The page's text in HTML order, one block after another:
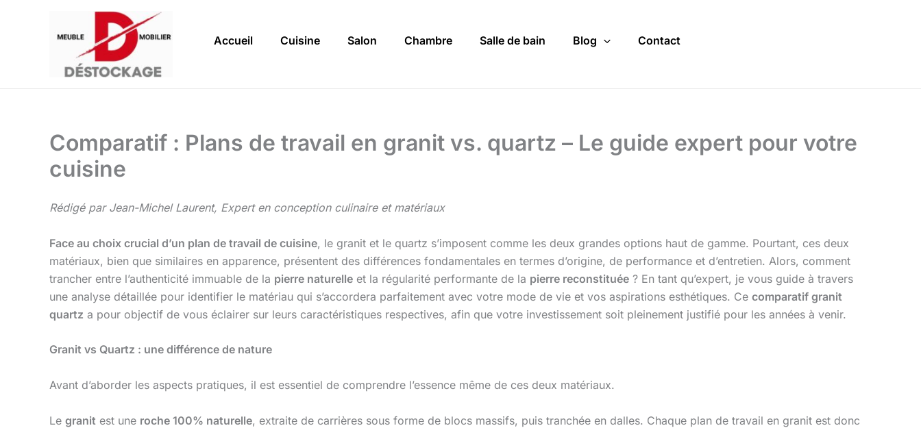
Accueil Cuisine Salon Chambre Salle de bain Blog Contact
Comparatif : Plans de travail en granit vs. quartz – Le guide expert pour votre
cuisine
Rédigé par Jean-Michel Laurent, Expert en conception culinaire et matériaux
Face au choix crucial d’un plan de travail de cuisine, le granit et le quartz s’imposent comme les deux grandes options haut de gamme. Pourtant, ces deux
matériaux, bien que similaires en apparence, présentent des différences fondamentales en termes d’origine, de performance et d’entretien. Alors, comment
trancher entre l’authenticité immuable de la pierre naturelle et la régularité performante de la pierre reconstituée ? En tant qu’expert, je vous guide à travers
une analyse détaillée pour identifier le matériau qui s’accordera parfaitement avec votre mode de vie et vos aspirations esthétiques. Ce comparatif granit
quartz a pour objectif de vous éclairer sur leurs caractéristiques respectives, afin que votre investissement soit pleinement justifié pour les années à venir.
Granit vs Quartz : une différence de nature
Avant d’aborder les aspects pratiques, il est essentiel de comprendre l’essence même de ces deux matériaux.
Le granit est une roche 100% naturelle, extraite de carrières sous forme de blocs massifs, puis tranchée en dalles. Chaque plan de travail en granit est donc